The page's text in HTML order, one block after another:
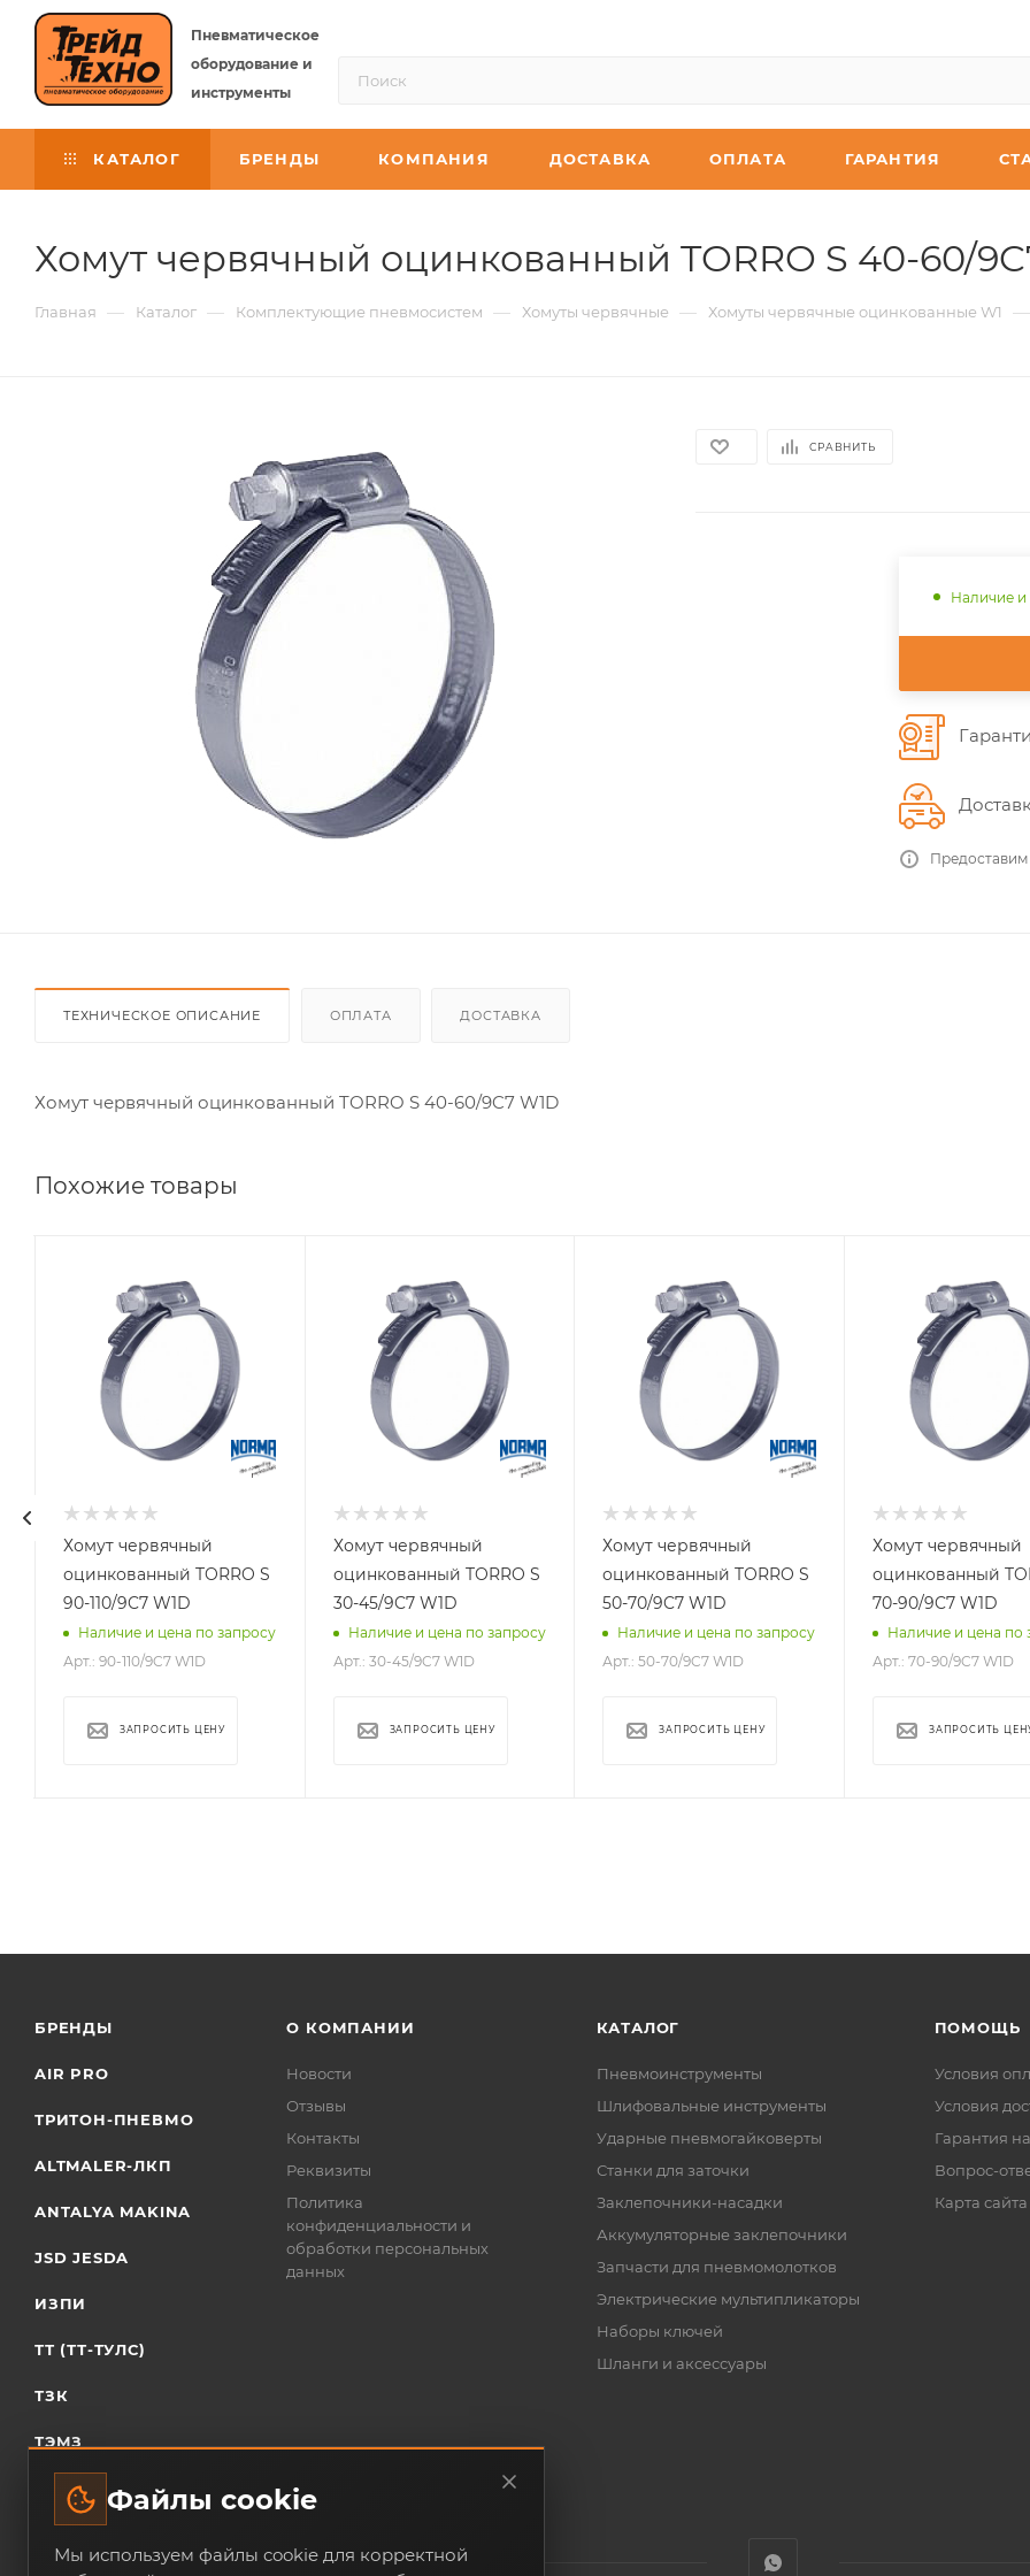
Пневматическое
оборудование и
инструменты
КАТАЛОГ БРЕНДЫ КОМПАНИЯ ДОСТАВКА ОПЛАТА ГАРАНТИЯ
Хомут червячный оцинкованный TORRO S 40-60/
Главная — Каталог — Комплектующие пневмосистем — Хомуты червячные — Хомуты червячные оцинкованные W1 —
СРАВНИТЬ
Наличие и
ТЕХНИЧЕСКОЕ ОПИСАНИЕ ОПЛАТА ДОСТАВКА
Хомут червячный оцинкованный TORRO S 40-60/9C7 W1D
Похожие товары
Хомут червячный
оцинкованный TORRO S
90-110/9C7 W1D
Наличие и цена по запросу
Арт.: 90-110/9C7 W1D
ЗАПРОСИТЬ ЦЕНУ
Хомут червячный
оцинкованный TORRO S
30-45/9C7 W1D
Наличие и цена по запросу
Арт.: 30-45/9C7 W1D
ЗАПРОСИТЬ ЦЕНУ
Хомут червячный
оцинкованный TORRO S
50-70/9C7 W1D
Наличие и цена по запросу
Арт.: 50-70/9C7 W1D
ЗАПРОСИТЬ ЦЕНУ
Хомут червячный
оцинкованный
70-90/9C7 W1D
Наличие и цена по
Арт.: 70-90/9C7 W1D
ЗАПРОСИТЬ
БРЕНДЫ
AIR PRO
ТРИТОН-ПНЕВМО
ALTMALER-ЛКП
ANTALYA MAKINA
JSD JESDA
ИЗПИ
ТТ (ТТ-ТУЛС)
ТЗК
ТЭМЗ
О КОМПАНИИ
Новости
Отзывы
Контакты
Реквизиты
Политика
конфиденциальности и
обработки персональных
данных
КАТАЛОГ
Пневмоинструменты
Шлифовальные инструменты
Ударные пневмогайковерты
Станки для заточки
Заклепочники-насадки
Аккумуляторные заклепочники
Запчасти для пневмомолотков
Электрические мультипликаторы
Наборы ключей
Шланги и аксессуары
ПОМОЩЬ
Условия
Условия
Гарантия
Вопрос-
Карта сайта
Файлы cookie
Мы используем файлы cookie для корректной